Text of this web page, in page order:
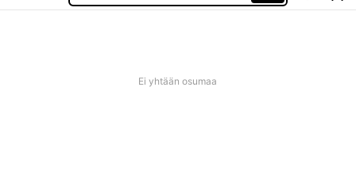
Ei yhtään osumaa